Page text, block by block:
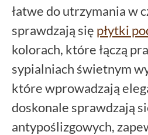
łatwe do utrzymania w
sprawdzają się płytki
kolorach, które łączą
sypialniach świetnym
które wprowadzają
doskonale sprawdzają
antypoślizgowych,